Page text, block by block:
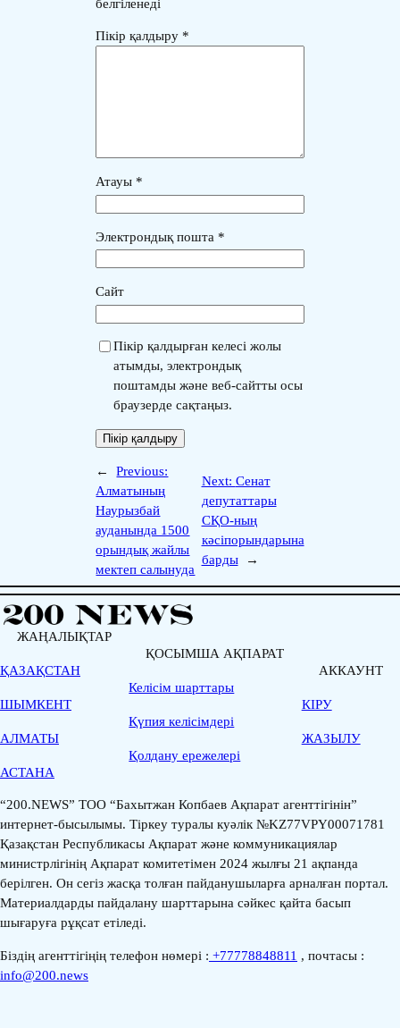
белгіленеді
Пікір қалдыру *
Атауы *
Электрондық пошта *
Сайт
Пікір қалдырған келесі жолы
атымды, электрондық
поштамды және веб-сайтты осы
браузерде сақтаңыз.
←
Previous:
Алматының
Наурызбай
ауданында 1500
орындық жайлы
мектеп салынуда
Next: Сенат
депутаттары
СҚО-ның
кәсіпорындарына
барды
→
ЖАҢАЛЫҚТАР
ҚАЗАҚСТАН
ШЫМКЕНТ
АЛМАТЫ
АСТАНА
ҚОСЫМША АҚПАРАТ
Келісім шарттары
Қүпия келісімдері
Қолдану ережелері
АККАУНТ
КІРУ
ЖАЗЫЛУ
“200.NEWS” ТОО “Бахытжан Копбаев Ақпарат агенттігінін”
интернет-бысылымы. Тіркеу туралы куәлік №KZ77VPY00071781
Қазақстан Республикасы Ақпарат және коммуникациялар
министрлігінің Ақпарат комитетімен 2024 жылғы 21 ақпанда
берілген. Он сегіз жасқа толған пайданушыларға арналған портал.
Материалдарды пайдалану шарттарына сәйкес қайта басып
шығаруға рұқсат етіледі.
Біздің агенттігіңің телефон нөмері : +77778848811 , почтасы :
info@200.news